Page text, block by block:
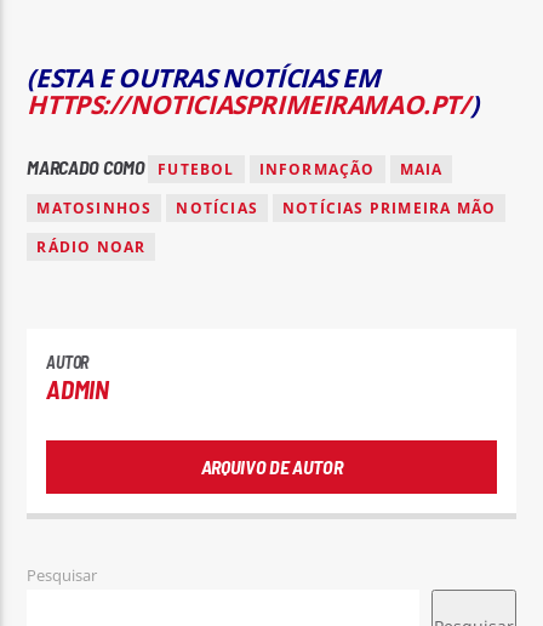
(ESTA E OUTRAS NOTÍCIAS EM
HTTPS://NOTICIASPRIMEIRAMAO.PT/)
MARCADO COMO FUTEBOL INFORMAÇÃO
MAIA
MATOSINHOS
NOTÍCIAS
NOTÍCIAS PRIMEIRA MÃO
RÁDIO NOAR
AUTOR
ADMIN
ARQUIVO DE AUTOR
Pesquisar